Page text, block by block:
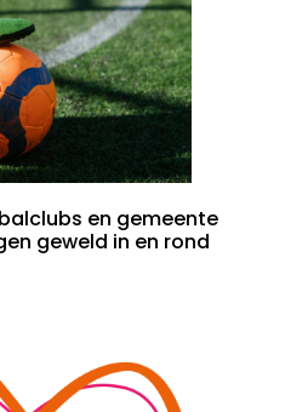
en gemeente
geweld in en rond